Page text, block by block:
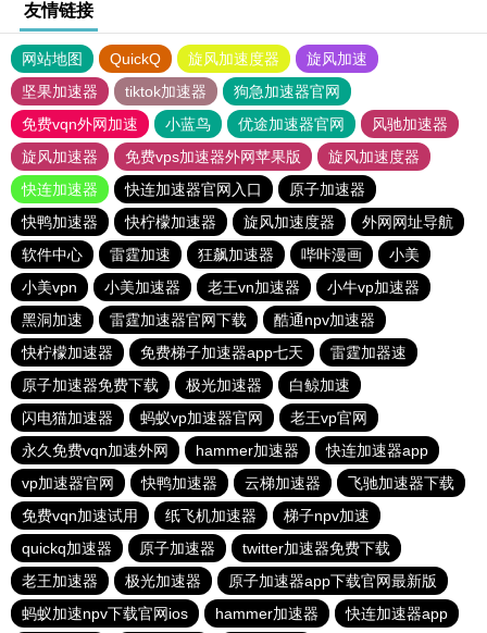
友情链接
网站地图 QuickQ 旋风加速度器
旋风加速
坚果加速器
tiktok加速器
狗急加速器官网
免费vqn外网加速
小蓝鸟 优途加速器官网
风驰加速器
旋风加速器
免费vps加速器外网苹果版
旋风加速度器
快连加速器
快连加速器官网入口
原子加速器
快鸭加速器
快柠檬加速器 旋风加速度器
外网网址导航
软件中心
雷霆加速 狂飙加速器 哔咔漫画
小美
小美vpn
小美加速器 老王vn加速器
小牛vp加速器
黑洞加速
雷霆加速器官网下载
酷通npv加速器
快柠檬加速器
免费梯子加速器app七天
雷霆加器速
原子加速器免费下载
极光加速器
白鲸加速
闪电猫加速器
蚂蚁vp加速器官网
老王vp官网
永久免费vqn加速外网
hammer加速器
快连加速器app
vp加速器官网
快鸭加速器 云梯加速器
飞驰加速器下载
免费vqn加速试用
纸飞机加速器
梯子npv加速
quickq加速器
原子加速器
twitter加速器免费下载
老王加速器
极光加速器
原子加速器app下载官网最新版
蚂蚁加速npv下载官网ios
hammer加速器 快连加速器app